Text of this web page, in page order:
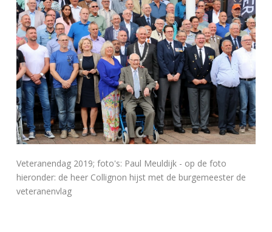
Veteranendag 2019; foto's: Paul Meuldijk - op de foto
hieronder: de heer Collignon hijst met de burgemeester de
veteranenvlag